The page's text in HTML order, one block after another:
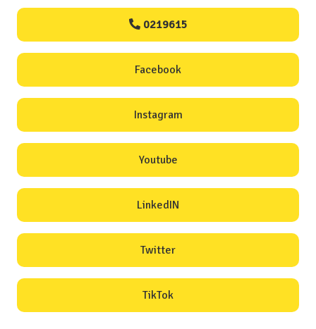
0219615
Facebook
Instagram
Youtube
LinkedIN
Twitter
TikTok